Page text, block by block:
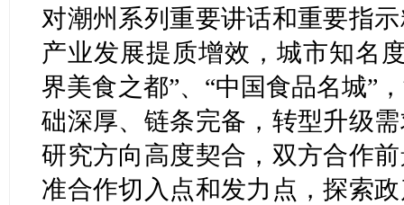
对潮州系列重要讲话和重要指
产业发展提质增效，城市知名
界美食之都”、“中国食品名城”
础深厚、链条完备，转型升级
研究方向高度契合，双方合作
准合作切入点和发力点，探索